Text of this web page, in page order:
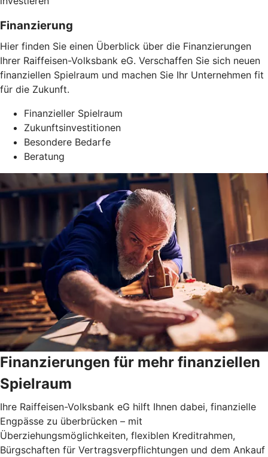
Finanzierung
Hier finden Sie einen Überblick über die Finanzierungen
Ihrer Raiffeisen-Volksbank eG. Verschaffen Sie sich neuen
finanziellen Spielraum und machen Sie Ihr Unternehmen fit
für die Zukunft.
Finanzieller Spielraum
Zukunftsinvestitionen
Besondere Bedarfe
Beratung
Finanzierungen für mehr finanziellen
Spielraum
Ihre Raiffeisen-Volksbank eG hilft Ihnen dabei, finanzielle
Engpässe zu überbrücken – mit
Überziehungsmöglichkeiten, flexiblen Kreditrahmen,
Bürgschaften für Vertragsverpflichtungen und dem Ankauf